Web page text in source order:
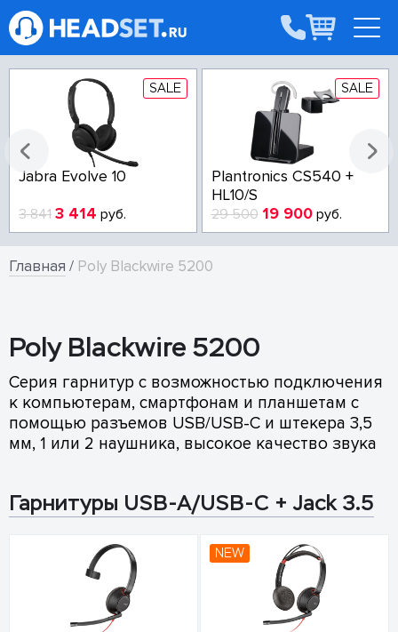
SALE
Jabra Evolve 10
3 841 3 414 руб.
SALE
Plantronics CS540 +
HL10/S
29 500 19 900руб.
Главная / Poly Blackwire 5200
Poly Blackwire 5200
Серия гарнитур с возможностью подключения
к компьютерам, смартфонам и планшетам с
помощью разъемов USB/USB-C и штекера 3,5
мм, 1 или 2 наушника, высокое качество звука
Гарнитуры USB-A/USB-C + Jack 3.5
NEW